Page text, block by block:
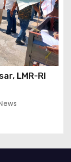
LMR-RI